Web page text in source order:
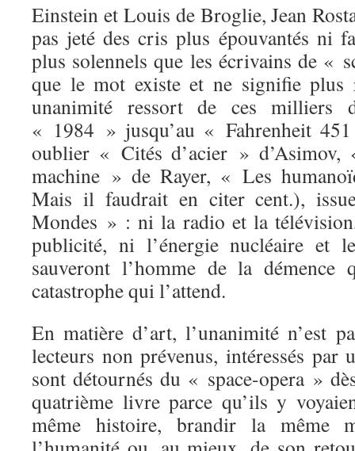
Einstein et Louis de Broglie, Jean
pas jeté des cris plus épouvantés ni
plus solennels que les écrivains de «
que le mot existe et ne signifie plus
unanimité ressort de ces milliers
« 1984 » jusqu’au « Fahrenheit
oublier « Cités d’acier »
machine » de Rayer, « Les
Mais il faudrait en citer cent.),
Mondes » : ni la radio et la
publicité, ni l’énergie nucléaire et
sauveront l’homme de la
catastrophe qui l’attend.
En matière d’art, l’unanimité n’est
lecteurs non prévenus, intéressés par
sont détournés du « space-opera »
quatrième livre parce qu’ils y
même histoire, brandir la même